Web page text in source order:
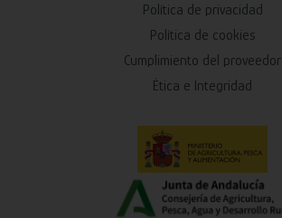
Política de privacidad
Política de cookies
Cumplimiento del proveedor
Ética e Integridad